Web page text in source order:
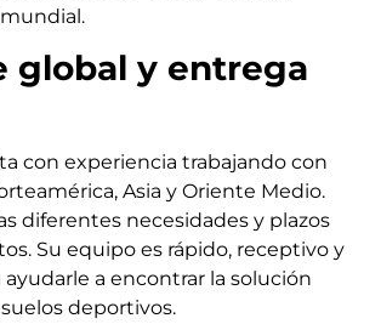
global y entrega
con experiencia trabajando con
Asia y Oriente Medio.
diferentes necesidades y plazos
Su equipo es rápido, receptivo y
ayudarle a encontrar la solución
deportivos.